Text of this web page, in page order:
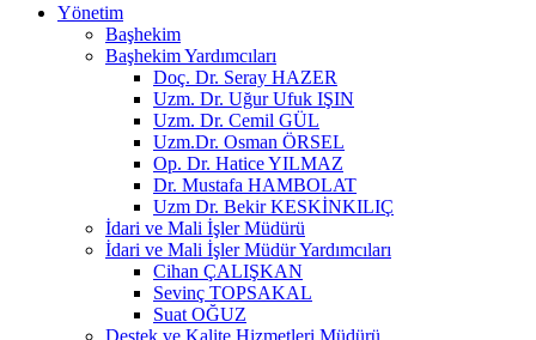
Yönetim
Başhekim
Başhekim Yardımcıları
Doç. Dr. Seray HAZER
Uzm. Dr. Uğur Ufuk IŞIN
Uzm. Dr. Cemil GÜL
Uzm.Dr. Osman ÖRSEL
Op. Dr. Hatice YILMAZ
Dr. Mustafa HAMBOLAT
Uzm Dr. Bekir KESKİNKILIÇ
İdari ve Mali İşler Müdürü
İdari ve Mali İşler Müdür Yardımcıları
Cihan ÇALIŞKAN
Sevinç TOPSAKAL
Suat OĞUZ
Destek ve Kalite Hizmetleri Müdürü